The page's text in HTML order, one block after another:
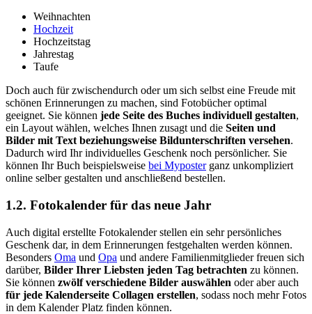
Weihnachten
Hochzeit
Hochzeitstag
Jahrestag
Taufe
Doch auch für zwischendurch oder um sich selbst eine Freude mit
schönen Erinnerungen zu machen, sind Fotobücher optimal
geeignet. Sie können jede Seite des Buches individuell gestalten,
ein Layout wählen, welches Ihnen zusagt und die Seiten und
Bilder mit Text beziehungsweise Bildunterschriften versehen.
Dadurch wird Ihr individuelles Geschenk noch persönlicher. Sie
können Ihr Buch beispielsweise bei Myposterganz unkompliziert
online selber gestalten und anschließend bestellen.
1.2. Fotokalender für das neue Jahr
Auch digital erstellte Fotokalender stellen ein sehr persönliches
Geschenk dar, in dem Erinnerungen festgehalten werden können.
Besonders Oma und Opa und andere Familienmitglieder freuen sich
darüber, Bilder Ihrer Liebsten jeden Tag betrachten zu können.
Sie können zwölf verschiedene Bilder auswählen oder aber auch
für jede Kalenderseite Collagen erstellen, sodass noch mehr Fotos
in dem Kalender Platz finden können.